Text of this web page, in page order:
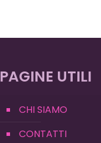
PAGINE UTILI
CHI SIAMO
CONTATTI